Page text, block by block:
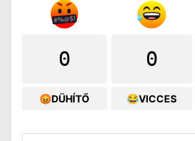
0
😡DÜHÍTŐ
0
😂VICCES